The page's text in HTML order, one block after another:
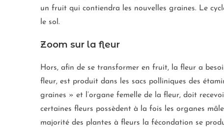
un fruit qui contiendra les nouvelles graines. Le
le sol.
Zoom sur la fleur
Hors, afin de se transformer en fruit, la fleur a
fleur, est produit dans les sacs polliniques des
graines » et l’organe femelle de la fleur, doit
certaines fleurs possèdent à la fois les organes
majorité des plantes à fleurs la fécondation se